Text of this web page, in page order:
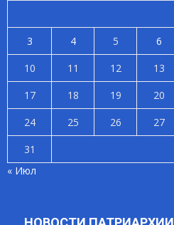
3
4 5 6
10
11 12 13
17
18 19 20
24
25 26 27
31
« Июл